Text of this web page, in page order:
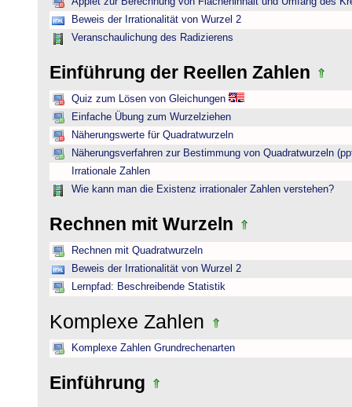
Beweis der Irrationalität von Wurzel 2
Veranschaulichung des Radizierens
Einführung der Reellen Zahlen
Quiz zum Lösen von Gleichungen
Einfache Übung zum Wurzelziehen
Näherungswerte für Quadratwurzeln
Näherungsverfahren zur Bestimmung von Quadratwurzeln
Irrationale Zahlen
Wie kann man die Existenz irrationaler Zahlen verstehen?
Rechnen mit Wurzeln
Rechnen mit Quadratwurzeln
Beweis der Irrationalität von Wurzel 2
Lernpfad: Beschreibende Statistik
Komplexe Zahlen
Komplexe Zahlen Grundrechenarten
Einführung